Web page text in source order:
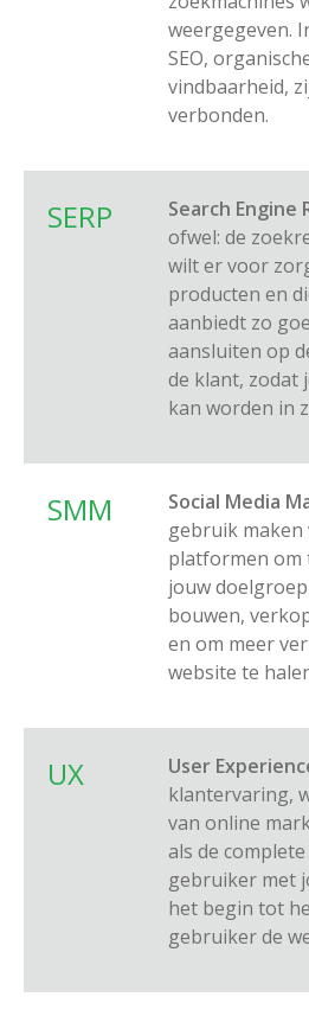
weergegeven.
SEO,
vindbaarheid,
verbonden.
SERP Search Engine
ofwel: de
wilt er voor
producten en
aanbiedt zo
aansluiten op
de klant, zodat
kan worden in
SMM Social Media
gebruik maken
platformen om
jouw
bouwen,
en om meer
website te
UX User
klantervaring,
van online
als de
gebruiker met
het begin tot
gebruiker de